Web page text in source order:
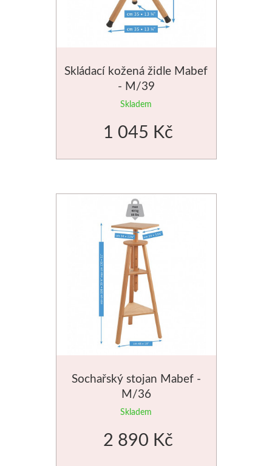
Skládací kožená židle Mabef
- M/39
Skladem
1 045 Kč
Sochařský stojan Mabef -
M/36
Skladem
2 890 Kč